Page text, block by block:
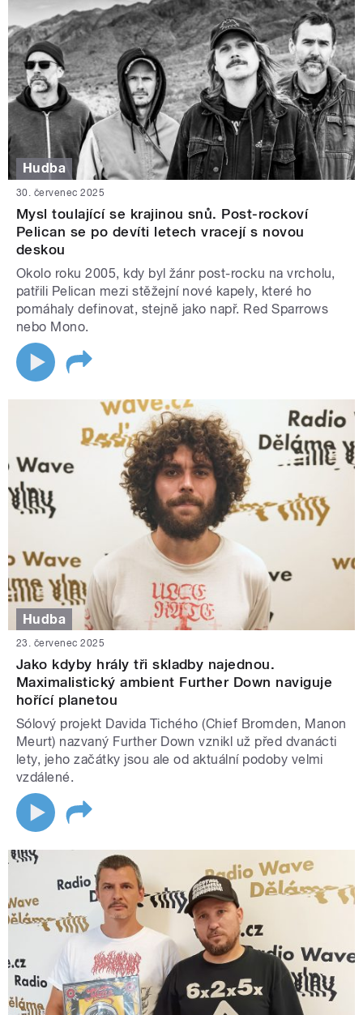
Hudba
30. červenec 2025
Mysl toulající se krajinou snů. Post-rockoví
Pelican se po devíti letech vracejí s novou
deskou
Okolo roku 2005, kdy byl žánr post-rocku na vrcholu,
patřili Pelican mezi stěžejní nové kapely, které ho
pomáhaly definovat, stejně jako např. Red Sparrows
nebo Mono.
Hudba
23. červenec 2025
Jako kdyby hrály tři skladby najednou.
Maximalistický ambient Further Down naviguje
hořící planetou
Sólový projekt Davida Tichého (Chief Bromden, Manon
Meurt) nazvaný Further Down vznikl už před dvanácti
lety, jeho začátky jsou ale od aktuální podoby velmi
vzdálené.